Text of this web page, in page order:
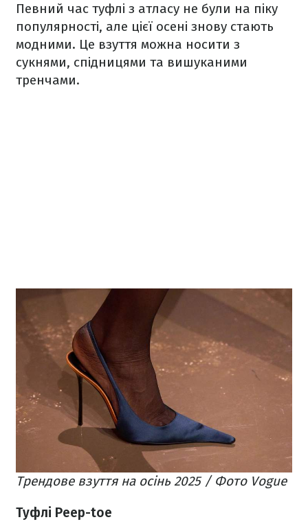
Певний час туфлі з атласу не були на піку
популярності, але цієї осені знову стають
модними. Це взуття можна носити з
сукнями, спідницями та вишуканими
тренчами.
Трендове взуття на осінь 2025 / Фото Vogue
Туфлі Peep-toe